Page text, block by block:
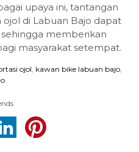
upaya ini, tantangan
di Labuan Bajo dapat
memberikan
masyarakat setempat.
ojol kawan bike labuan bajo